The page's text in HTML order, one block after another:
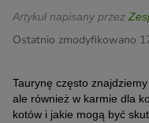
Artykuł napisany przez
Ostatnio zmodyfikowano
Taurynę często
ale również w karmie dla
kotów i jakie mogą być